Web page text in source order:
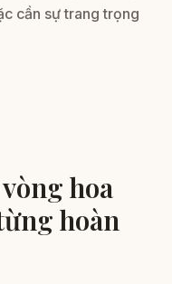
cần sự trang trọng
hoa
hoàn